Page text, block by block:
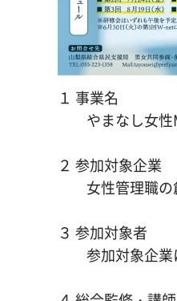
１ 事業名
やまなし女性
２ 参加対象企業
女性管理職の
３ 参加対象者
参加対象企業